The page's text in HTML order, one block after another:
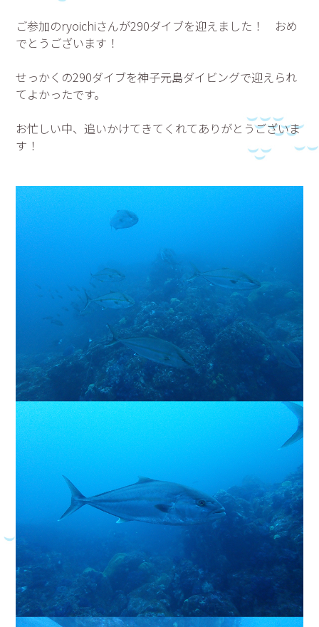
ご参加のryoichiさんが290ダイブを迎えました！ おめ
でとうございます！
せっかくの290ダイブを神子元島ダイビングで迎えられ
てよかったです。
お忙しい中、追いかけてきてくれてありがとうございま
す！